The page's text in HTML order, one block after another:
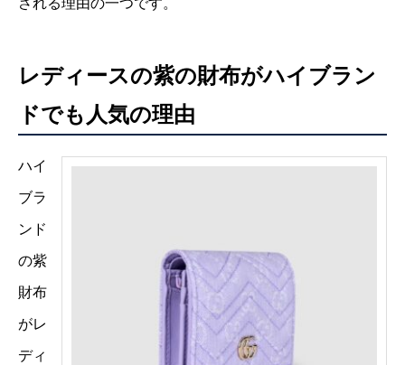
レディースの紫の財布がハイブラン
ドでも人気の理由
ハイ
ブラ
ンド
の紫
財布
がレ
ディ